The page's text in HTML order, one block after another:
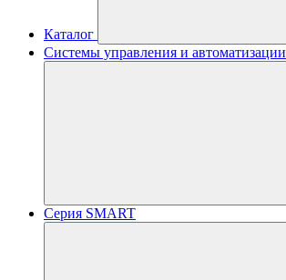
Каталог
Системы управления и автоматизации
Серия SMART